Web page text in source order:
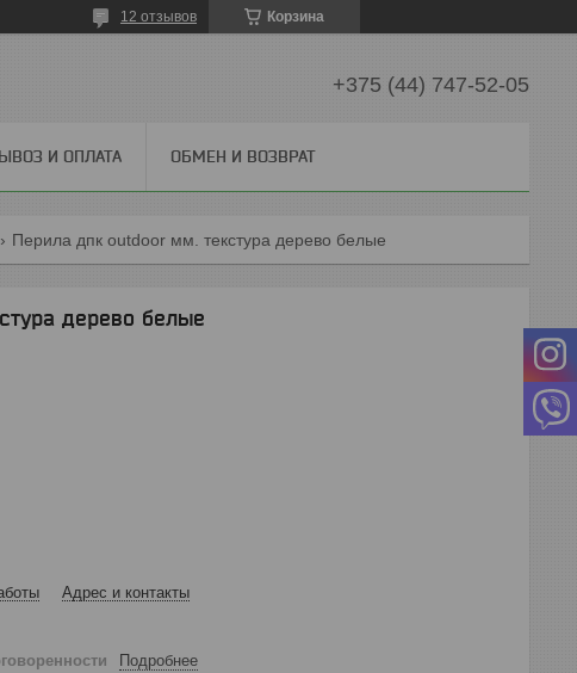
Корзина
12 отзывов
+375 (44) 747-52-05
И ОПЛАТА ОБМЕН И ВОЗВРАТ
Перила дпк outdoor мм. текстура дерево белые
дерево белые
Адрес и контакты
Подробнее